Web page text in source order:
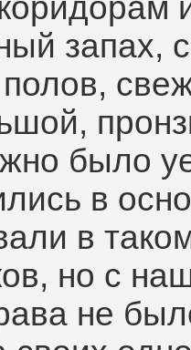
запах,
было
в
в
но с
не